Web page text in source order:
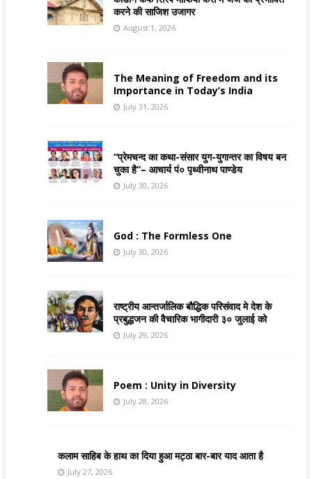
करने की साजिश उजागर
August 1, 2026
The Meaning of Freedom and its
Importance in Today’s India
July 31, 2026
“प्रेमचन्द का कथा-संसार युग-युगान्तर का विषय बन
चुका है”– आचार्य पं० पृथ्वीनाथ पाण्डेय
July 30, 2026
God : The Formless One
July 30, 2026
राष्ट्रीय आन्तर्जालिक बौद्धिक परिसंवाद मे देश के
प्रबुद्धजन की वैचारिक भागीदारी ३० जुलाई को
July 29, 2026
Poem : Unity in Diversity
July 28, 2026
कलाम साहिब के हाथ का दिया हुआ मट्ठा बार-बार याद आता है
July 27, 2026